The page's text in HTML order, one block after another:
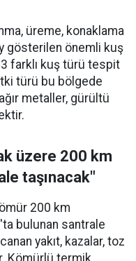
üreme, konaklama
gösterilen önemli kuş
farklı kuş türü tespit
türü bu bölgede
metaller, gürültü
üzere 200 km
taşınacak"
200 km
bulunan santrale
yakıt, kazalar, toz